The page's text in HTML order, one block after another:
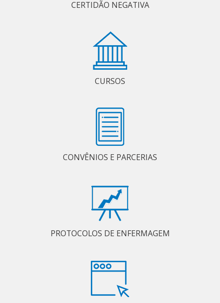
CERTIDÃO NEGATIVA
CURSOS
CONVÊNIOS E PARCERIAS
PROTOCOLOS DE ENFERMAGEM